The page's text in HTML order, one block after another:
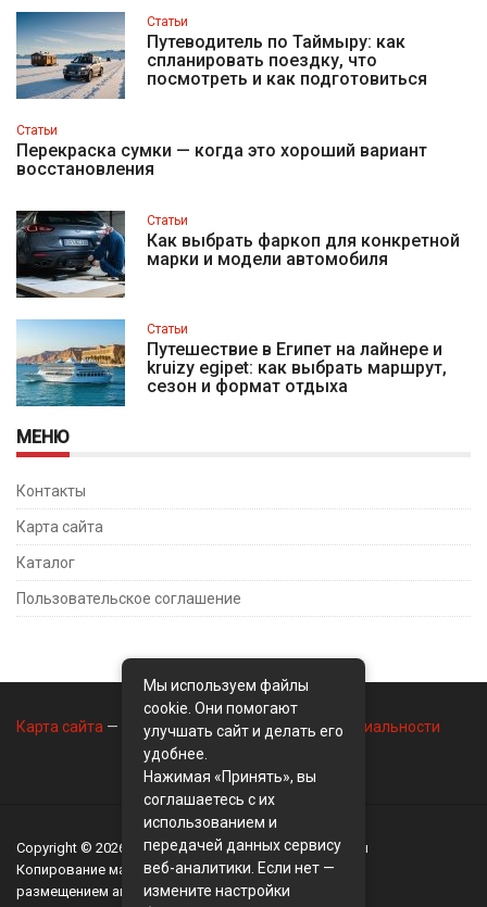
Статьи
Путеводитель по Таймыру: как
спланировать поездку, что
посмотреть и как подготовиться
Статьи
Перекраска сумки — когда это хороший вариант
восстановления
Статьи
Как выбрать фаркоп для конкретной
марки и модели автомобиля
Статьи
Путешествие в Египет на лайнере и
kruizy egipet: как выбрать маршрут,
сезон и формат отдыха
МЕНЮ
Контакты
Карта сайта
Каталог
Пользовательское соглашение
Карта сайта — Контакты— Политика конфиденциальности
Copyright © 2026 BusinessMix- Экономика и финансы
Копирование материалов разрешается, только с
размещением активной ссылки на сайтBusinessMix
Мы используем файлы
cookie. Они помогают
улучшать сайт и делать его
удобнее.
Нажимая «Принять», вы
соглашаетесь с их
использованием и
передачей данных сервису
веб-аналитики. Если нет —
измените настройки